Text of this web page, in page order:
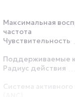
Максимальная
частота
Чувствительность
Поддерживаемые
Радиус действия
Система